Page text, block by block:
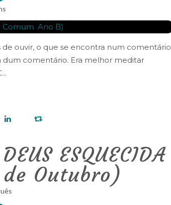
ouvir, o que se encontra num comentário
dum comentário. Era melhor meditar
ESQUECIDA
Outubro)